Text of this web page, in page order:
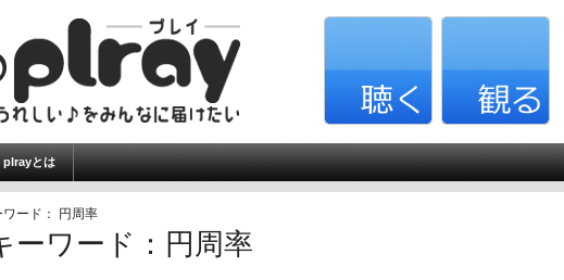
plrayとは
ワード： 円周率
ーワード：円周率